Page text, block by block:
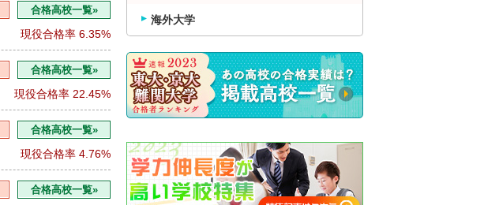
合格高校一覧»
現役合格率 6.35%
合格高校一覧»
現役合格率 22.45%
合格高校一覧»
現役合格率 4.76%
合格高校一覧»
海外大学